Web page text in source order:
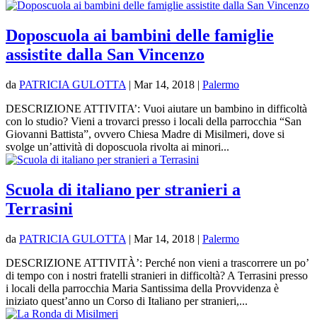
Doposcuola ai bambini delle famiglie
assistite dalla San Vincenzo
da PATRICIA GULOTTA | Mar 14, 2018 | Palermo
DESCRIZIONE ATTIVITA’: Vuoi aiutare un bambino in difficoltà
con lo studio? Vieni a trovarci presso i locali della parrocchia “San
Giovanni Battista”, ovvero Chiesa Madre di Misilmeri, dove si
svolge un’attività di doposcuola rivolta ai minori...
Scuola di italiano per stranieri a
Terrasini
da PATRICIA GULOTTA | Mar 14, 2018 | Palermo
DESCRIZIONE ATTIVITÀ’: Perché non vieni a trascorrere un po’
di tempo con i nostri fratelli stranieri in difficoltà? A Terrasini presso
i locali della parrocchia Maria Santissima della Provvidenza è
iniziato quest’anno un Corso di Italiano per stranieri,...